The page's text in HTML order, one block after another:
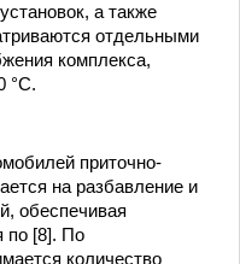
а также
отдельными
комплекса,
°С.
приточно-
на разбавление и
обеспечивая
по [8]. По
количество